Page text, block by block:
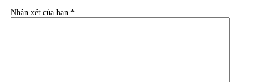
Nhận xét của bạn *